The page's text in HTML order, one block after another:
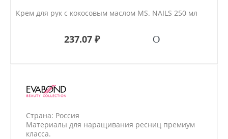
Крем для рук с кокосовым маслом MS. NAILS 250 мл
237.07 ₽
Страна: Россия
Материалы для наращивания ресниц премиум
класса.